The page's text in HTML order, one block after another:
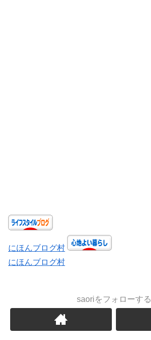
にほんブログ村
にほんブログ村
saoriをフォローする